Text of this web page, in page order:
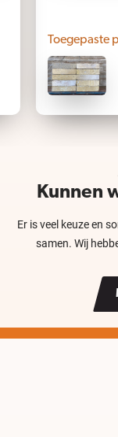
Toegepaste
Kunnen
Er is veel keuze en
samen. Wij